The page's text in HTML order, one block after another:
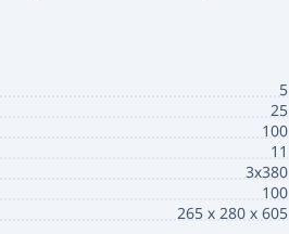
5
25
100
11
3х380
100
265 х 280 х 605